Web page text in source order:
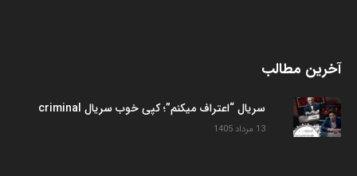
آخرین مطالب
سریال “اعتراف میکنم”؛ کپی خوب سریال criminal
13 مرداد 1405